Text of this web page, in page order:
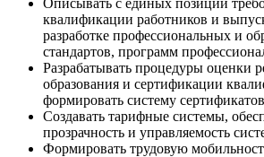
квалификации работников и
разработке профессиональных и
стандартов, программ
Разрабатывать процедуры оценки
образования и сертификации
формировать систему
Создавать тарифные системы,
прозрачность и управляемость
Формировать трудовую